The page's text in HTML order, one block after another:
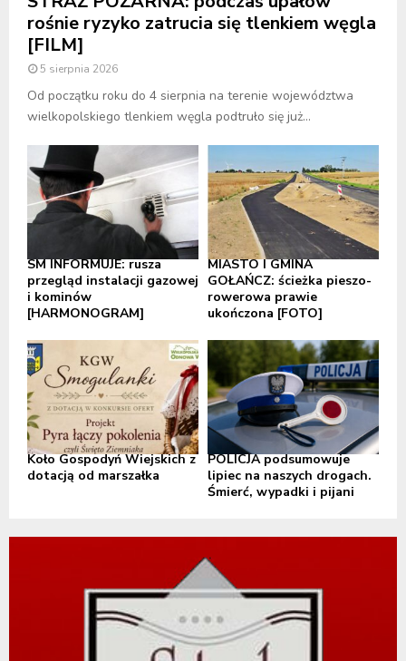
rośnie ryzyko zatrucia się tlenkiem węgla
[FILM]
5 sierpnia 2026
Od początku roku do 4 sierpnia na terenie województwa
wielkopolskiego tlenkiem węgla podtruło się już...
SM INFORMUJE: rusza
przegląd instalacji gazowej
i kominów
[HARMONOGRAM]
MIASTO I GMINA
GOŁAŃCZ: ścieżka pieszo-
rowerowa prawie
ukończona [FOTO]
Koło Gospodyń Wiejskich z
dotacją od marszałka
POLICJA podsumowuje
lipiec na naszych drogach.
Śmierć, wypadki i pijani